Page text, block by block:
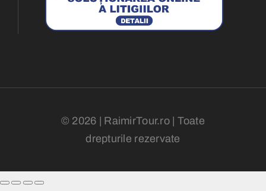
© 2026 | RaimirTour.ro | Toate
drepturile rezervate